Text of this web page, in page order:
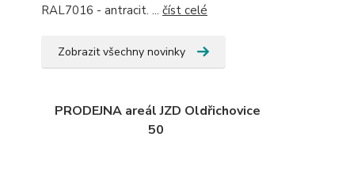
RAL7016 - antracit. ... číst celé
Zobrazit všechny novinky
PRODEJNA areál JZD Oldřichovice
50